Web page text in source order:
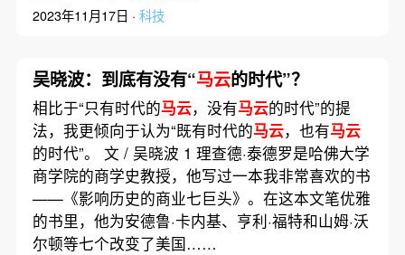
2023年11月17日 · 科技
吴晓波：到底有没有“马云的时代”？
相比于“只有时代的马云，没有马云的时代”的提
法，我更倾向于认为“既有时代的马云，也有马云
的时代”。 文 / 吴晓波 1 理查德·泰德罗是哈佛大学
商学院的商学史教授，他写过一本我非常喜欢的书
——《影响历史的商业七巨头》。在这本文笔优雅
的书里，他为安德鲁·卡内基、亨利·福特和山姆·沃
尔顿等七个改变了美国……